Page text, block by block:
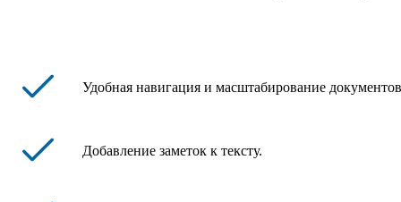
Удобная навигация и масштабирование
Добавление заметок к тексту.